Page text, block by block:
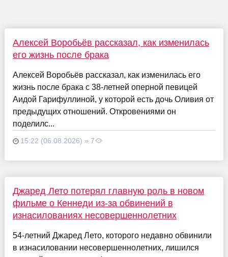
Алексей Воробьёв рассказал, как изменилась
его жизнь после брака
Алексей Воробьёв рассказал, как изменилась его
жизнь после брака с 38-летней оперной певицей
Аидой Гарифуллиной, у которой есть дочь Оливия от
предыдущих отношений. Откровениями он
поделилс...
15:22 (06.08.2026) » 7
Джаред Лето потерял главную роль в новом
фильме о Кеннеди из-за обвинений в
изнасилованиях несовершеннолетних
54-летний Джаред Лето, которого недавно обвинили
в изнасиловании несовершеннолетних, лишился